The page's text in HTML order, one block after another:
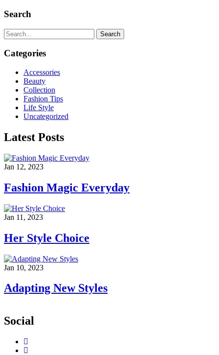
Search
Search
Categories
Accessories
Beauty
Collection
Fashion Tips
Life Style
Uncategorized
Latest Posts
Jan 12, 2023
Fashion Magic Everyday
Jan 11, 2023
Her Style Choice
Jan 10, 2023
Adapting New Styles
Social